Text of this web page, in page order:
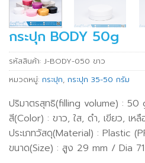
กระปุก BODY 50g
รหัสสินค้า: J-BODY-050 ขาว
หมวดหมู่: กระปุก, กระปุก 35-50 กรัม
ปริมาตรสุทธิ(filling volume) : 50
สี(Color) : ขาว, ใส, ดำ, เขียว, เ
ประเภทวัสดุ(Material) : Plastic
ขนาด(Size) : สูง 29 mm / Dia